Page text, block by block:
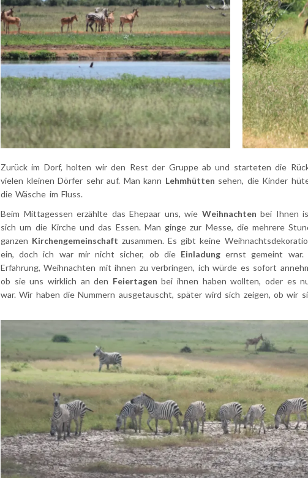
Zurück im Dorf, holten wir den Rest der Gruppe ab und starteten die
vielen kleinen Dörfer sehr auf. Man kann Lehmhütten sehen, die Kinder
die Wäsche im Fluss.
Beim Mittagessen erzählte das Ehepaar uns, wie Weihnachten bei Ihnen
sich um die Kirche und das Essen. Man ginge zur Messe, die mehrere
ganzen Kirchengemeinschaft zusammen. Es gibt keine
ein, doch ich war mir nicht sicher, ob die Einladungernst gemeint war.
Erfahrung, Weihnachten mit ihnen zu verbringen, ich würde es sofort
ob sie uns wirklich an den Feiertagen bei ihnen haben wollten, oder es
war. Wir haben die Nummern ausgetauscht, später wird sich zeigen, ob wir